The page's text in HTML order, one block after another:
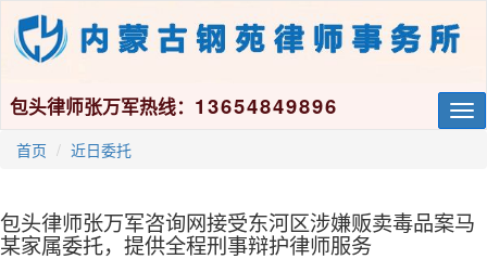
包头律师张万军热线： 13654849896
首页 近日委托
包头律师张万军咨询网接受东河区涉嫌贩卖毒品案马
某家属委托，提供全程刑事辩护律师服务